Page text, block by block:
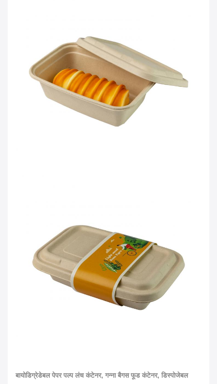
बायोडिग्रेडेबल पेपर पल्प लंच कंटेनर, गन्ना बैगस फूड कंटेनर, डिस्पोजेबल